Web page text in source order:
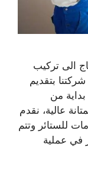
الى تركيب
بتقديم
من
عالية، نقدم
للستائر وتتم
في عملية